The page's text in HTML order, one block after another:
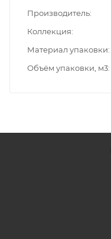
Производитель
Коллекция
Материал упаковки
Объём упаковки, м3